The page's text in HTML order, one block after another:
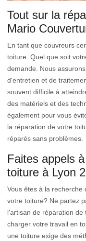
Tout sur la
Mario
En tant que couvreurs
toiture. Quel que soit
demande. Nous
d'entretien et de
souvent difficile à
des matériels et des
également pour vous
la réparation de votre
réparés sans problèmes.
Faites appels
toiture à Lyon 2
Vous êtes à la recherche
votre toiture? Ne partez
l'artisan de réparation
charger votre travail en
une toiture exige des